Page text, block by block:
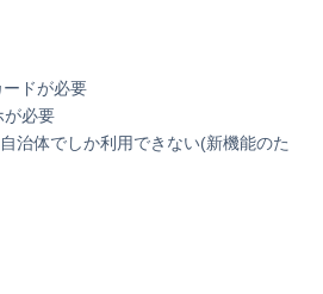
ードが必要
が必要
治体でしか利用できない(新機能のた